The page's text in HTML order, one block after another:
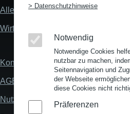
Links
Alles zum Thema Standortanalyse
Wirtschaftsstandort Deutschland
Fußzeile
Kontakt
AGB
Nutzungsbedingungen
> Datenschutzhinweise
Notwendig
Notwendige Cookies
nutzbar zu machen,
Seitennavigation und
der Webseite
diese Cookies nicht
Präferenzen